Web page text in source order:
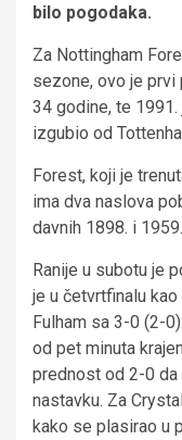
bilo pogodaka.
Za Nottingham
sezone, ovo je prvi
34 godine, te
izgubio od
Forest, koji je
ima dva naslova
davnih 1898. i
Ranije u subotu je
je u četvrtfinalu
Fulham sa 3-0 (2-
od pet minuta
prednost od 2-0
nastavku. Za
kako se plasirao u